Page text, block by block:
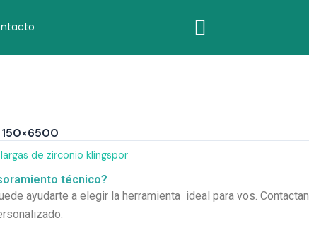
de zirconio klingspor
técnico?
ayudarte a elegir la herramienta ideal para vos.